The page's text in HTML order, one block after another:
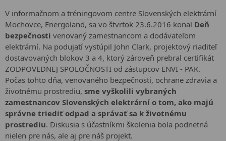
V informačnom a tréningovom centre Slovenských elektrární
Mochovce, Energoland, sa vo štvrtok 23.6.2016 konal Deň
bezpečnosti venovaný zamestnancom a dodávateľom
elektrární. Na podujatí vystúpil John Clark, projektový riaditeľ
dostavovaných blokov 3 a 4, ktorý zároveň prebral certifikát
ZODPOVEDNEJ SPOLOČNOSTI od zástupcov ENVI - PAK.
Počas tohto dňa, venovaného bezpečnosti, ochrane zdravia a
životnému prostrediu, sme vyškolili vybraných
zamestnancov Slovenských elektrární o tom, ako majú
správne triediť odpad a správať sa k životnému
prostrediu. Diskusia s účastníkmi školenia bola podnetná
nielen pre nás, ale aj pre náš projekt.